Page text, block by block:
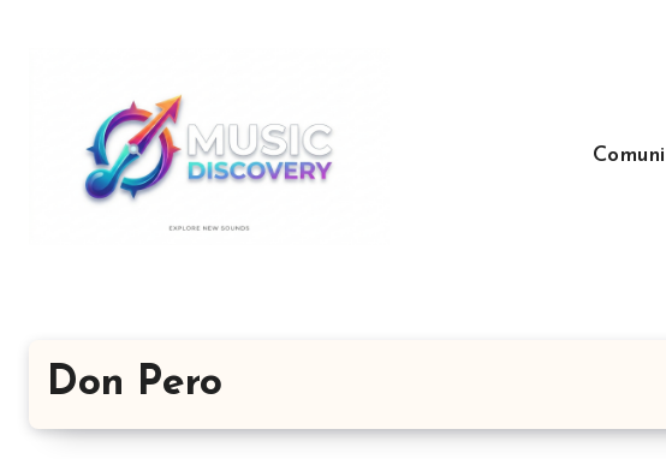
Don Pero